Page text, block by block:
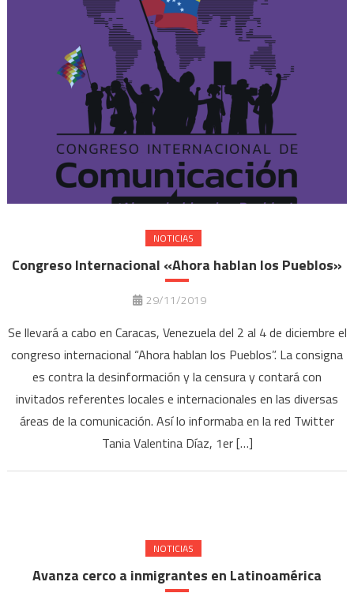
NOTICIAS
Congreso Internacional «Ahora hablan los Pueblos»
29/11/2019
Se llevará a cabo en Caracas, Venezuela del 2 al 4 de diciembre el
congreso internacional “Ahora hablan los Pueblos”. La consigna
es contra la desinformación y la censura y contará con
invitados referentes locales e internacionales en las diversas
áreas de la comunicación. Así lo informaba en la red Twitter
Tania Valentina Díaz, 1er […]
NOTICIAS
Avanza cerco a inmigrantes en Latinoamérica